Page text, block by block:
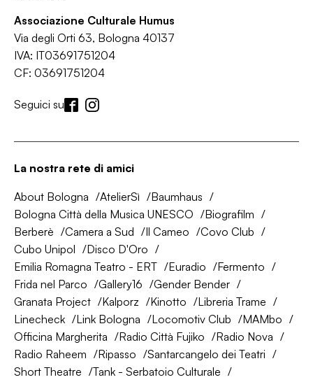
Associazione Culturale Humus
Via degli Orti 63, Bologna 40137
IVA: IT03691751204
CF: 03691751204
Seguici su
La nostra rete di amici
About Bologna AtelierSì
Baumhaus
Bologna Città della Musica UNESCO
Biografilm
Berberè
Camera a Sud Il Cameo
Covo Club
Cubo Unipol
Disco D'Oro
Emilia Romagna Teatro - ERT
Euradio
Fermento
Frida nel Parco
Gallery16
Gender Bender
Granata Project
Kalporz Kinotto
Libreria Trame
Linecheck
Link Bologna Locomotiv Club
MAMbo
Officina Margherita
Radio Città Fujiko
Radio Nova
Radio Raheem
Ripasso
Santarcangelo dei Teatri
Short Theatre
Tank - Serbatoio Culturale